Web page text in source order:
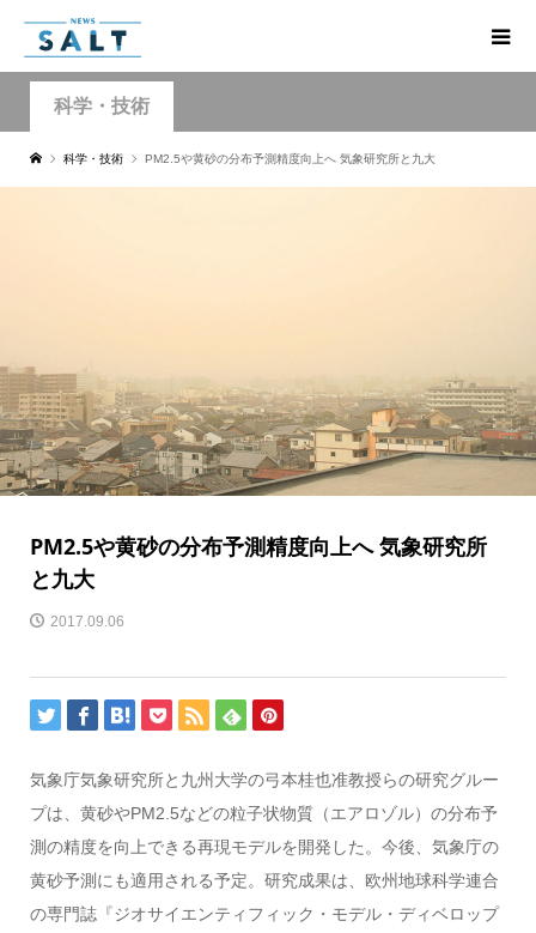
科学・技術
科学・技術 PM2.5や黄砂の分布予測精度向上へ 気象研究所と九大
PM2.5や黄砂の分布予測精度向上へ 気象研究所
と九大
2017.09.06
気象庁気象研究所と九州大学の弓本桂也准教授らの研究グルー
プは、黄砂やPM2.5などの粒子状物質（エアロゾル）の分布予
測の精度を向上できる再現モデルを開発した。今後、気象庁の
黄砂予測にも適用される予定。研究成果は、欧州地球科学連合
の専門誌『ジオサイエンティフィック・モデル・ディベロップ